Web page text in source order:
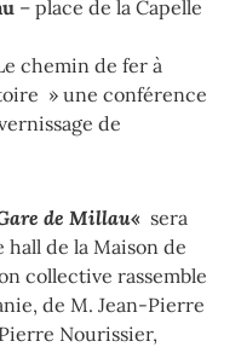
– place de la Capelle
chemin de fer à
» une conférence
de
de Millau« sera
hall de la Maison de
collective rassemble
de M. Jean-Pierre
Nourissier,